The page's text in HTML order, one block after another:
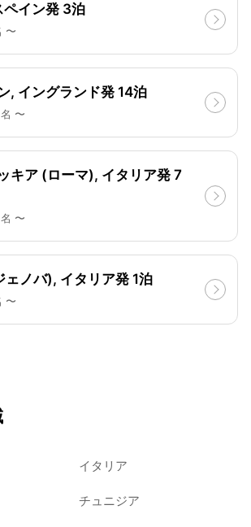
ペイン発 3泊
〜
, イングランド発 14泊
〜
キア (ローマ), イタリア発 7
〜
ェノバ), イタリア発 1泊
〜
イタリア
チュニジア